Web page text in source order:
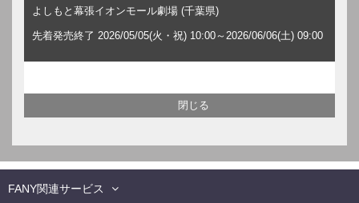
よしもと幕張イオンモール劇場 (千葉県)
先着発売終了 2026/05/05(火・祝) 10:00～2026/06/06(土) 09:00
FANY関連サービス